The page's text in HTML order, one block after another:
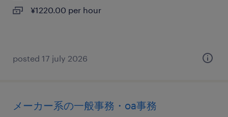
¥1220.00 per hour
posted 17 july 2026
メーカー系の一般事務・oa事務